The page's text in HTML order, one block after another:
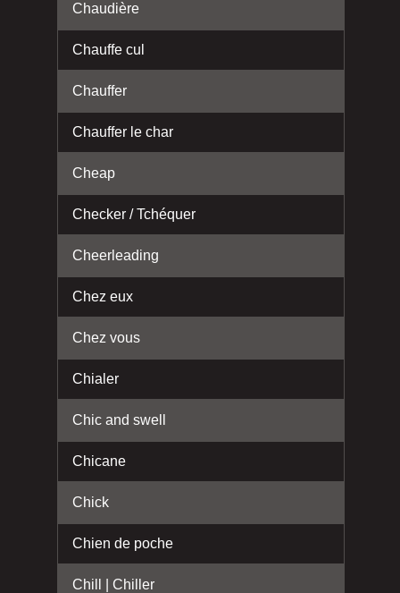
Chaudière
Chauffe cul
Chauffer
Chauffer le char
Cheap
Checker / Tchéquer
Cheerleading
Chez eux
Chez vous
Chialer
Chic and swell
Chicane
Chick
Chien de poche
Chill | Chiller